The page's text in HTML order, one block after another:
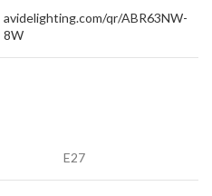
avidelighting.com/qr/ABR63NW-
8W
E27